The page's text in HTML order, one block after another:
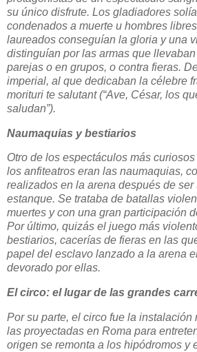
su único disfrute. Los gladiadores
condenados a muerte u hombres
laureados conseguían la gloria y una
distinguían por las armas que
parejas o en grupos, o contra fieras.
imperial, al que dedicaban la célebre
morituri te salutant (“Ave, César, los
saludan”).
Naumaquias y bestiarios
Otro de los espectáculos más
los anfiteatros eran las naumaquias,
realizados en la arena después de ser
estanque. Se trataba de batallas
muertes y con una gran participación
Por último, quizás el juego más
bestiarios, cacerías de fieras en las
papel del esclavo lanzado a la arena
devorado por ellas.
El circo: el lugar de las grandes
Por su parte, el circo fue la instalación
las proyectadas en Roma para
origen se remonta a los hipódromos y